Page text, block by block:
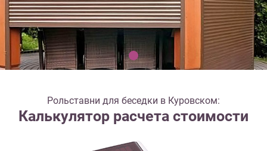
Рольставни для беседки в Куровском:
Калькулятор расчета стоимости